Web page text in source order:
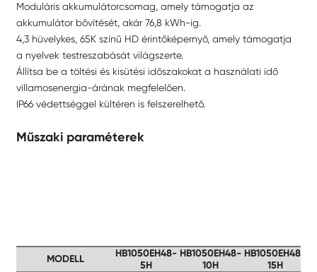
Moduláris akkumulátorcsomag, amely támogatja az
akkumulátor bővítését, akár 76,8 kWh-ig.
4,3 hüvelykes, 65K színű HD érintőképernyő, amely támogatja
a nyelvek testreszabását világszerte.
Állítsa be a töltési és kisütési időszakokat a használati idő
villamosenergia-árának megfelelően.
IP66 védettséggel kültéren is felszerelhető.
Műszaki paraméterek
MODELL
HB1050EH48-
5H
HB1050EH48-
10H
HB1050EH48-
15H